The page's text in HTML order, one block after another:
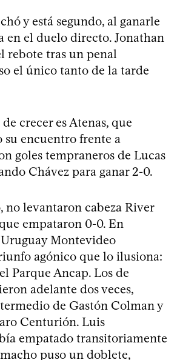
y está segundo, al ganarle
en el duelo directo. Jonathan
rebote tras un penal
el único tanto de la tarde
crecer es Atenas, que
encuentro frente a
goles tempraneros de Lucas
Chávez para ganar 2-0.
no levantaron cabeza River
empataron 0-0. En
Montevideo
agónico que lo ilusiona:
Parque Ancap. Los de
adelante dos veces,
de Gastón Colman y
Centurión. Luis
empatado transitoriamente
puso un doblete,